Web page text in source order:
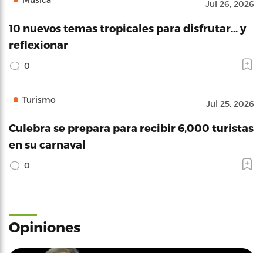
Jul 26, 2026
10 nuevos temas tropicales para disfrutar… y
reflexionar
0
Turismo Jul 25, 2026
Culebra se prepara para recibir 6,000 turistas
en su carnaval
0
Opiniones